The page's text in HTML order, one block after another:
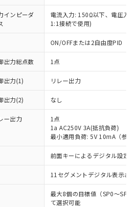
インピーダ
電流入力: 150Ω以下、電圧入
1:1接続で使用)
ON/OFFまたは2自由度PID（
出力総点数 1点
出力(1) リレー出力
出力(2) なし
ー出力
1点
1a AC250V 3A(抵抗負荷)
最小適用負荷: 5V 10mA（参考
前面キーによるデジタル設定(
11セグメントデジタル表示お
最大8個の目標値（SP0～SP7
て選択可能